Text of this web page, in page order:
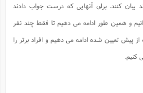
بيان كنند. براى آنهايى كه درست جواب دادند
و همين طور ادامه مى دهيم تا فقط چند نفر
از پيش تعيين شده ادامه مى دهيم و افراد برتر را
كنيم.